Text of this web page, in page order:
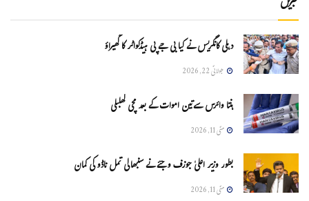
دہلی کانگریس نے کیا بی جے پی ہیڈکواٹر کا گھیراؤ
جولائی 22, 2026
ہنتا وائرس سےتین اموات کے بعد مچی کھلبلی
مئی 11, 2026
بطور وزیر اعلیٰ جوزف وجئے نے سنبھالی تمل ناڈو کی کمان
مئی 11, 2026